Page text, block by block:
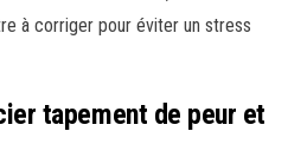
à corriger pour éviter un stress
tapement de peur et